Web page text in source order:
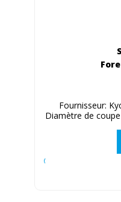
Fournisseur:
Diamètre de